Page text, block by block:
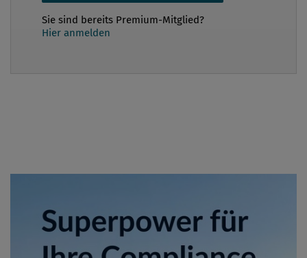
können. Daten dürfen nur dann verwendet w...
Sie sind bereits Premium-Mitglied?
Hier anmelden